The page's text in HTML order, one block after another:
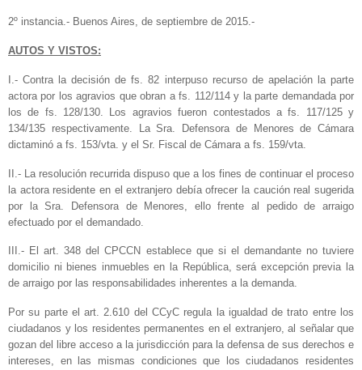
2º instancia.- Buenos Aires, de septiembre de 2015.-
AUTOS Y VISTOS:
I.- Contra la decisión de fs. 82 interpuso recurso de apelación la parte
actora por los agravios que obran a fs. 112/114 y la parte demandada por
los de fs. 128/130. Los agravios fueron contestados a fs. 117/125 y
134/135 respectivamente. La Sra. Defensora de Menores de Cámara
dictaminó a fs. 153/vta. y el Sr. Fiscal de Cámara a fs. 159/vta.
II.- La resolución recurrida dispuso que a los fines de continuar el proceso
la actora residente en el extranjero debía ofrecer la caución real sugerida
por la Sra. Defensora de Menores, ello frente al pedido de arraigo
efectuado por el demandado.
III.- El art. 348 del CPCCN establece que si el demandante no tuviere
domicilio ni bienes inmuebles en la República, será excepción previa la
de arraigo por las responsabilidades inherentes a la demanda.
Por su parte el art. 2.610 del CCyC regula la igualdad de trato entre los
ciudadanos y los residentes permanentes en el extranjero, al señalar que
gozan del libre acceso a la jurisdicción para la defensa de sus derechos e
intereses, en las mismas condiciones que los ciudadanos residentes